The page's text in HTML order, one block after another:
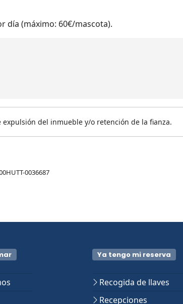
día (máximo: 60€/mascota).
del inmueble y/o retención de la fianza.
0036687
Ya tengo mi reserva
Recogida de llaves
Recepciones